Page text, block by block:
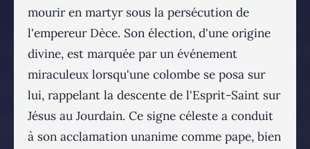
mourir en martyr sous la persécution de
l'empereur Dèce. Son élection, d'une origine
divine, est marquée par un événement
miraculeux lorsqu'une colombe se posa sur
lui, rappelant la descente de l'Esprit-Saint sur
Jésus au Jourdain. Ce signe céleste a conduit
à son acclamation unanime comme pape, bien